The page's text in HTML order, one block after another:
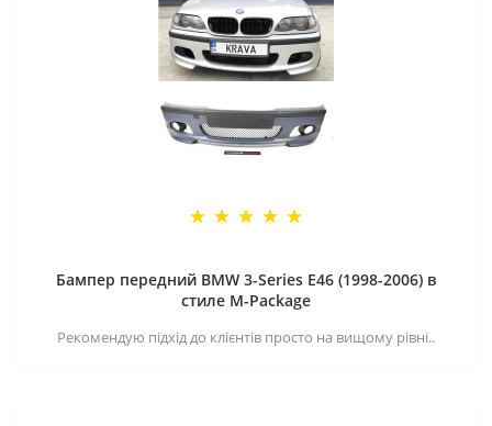
Бампер передний BMW 3-Series E46 (1998-2006) в
стиле M-Package
Рекомендую підхід до клієнтів просто на вищому рівні..